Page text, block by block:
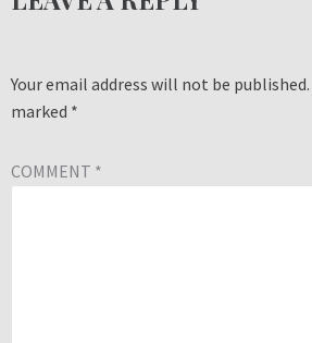
Your email address will not be published.
marked *
COMMENT *